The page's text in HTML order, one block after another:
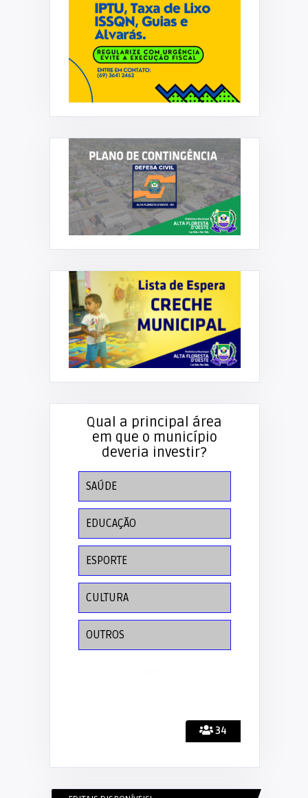
34
Qual a principal área
em que o município
deveria investir?
SAÚDE
EDUCAÇÃO
ESPORTE
CULTURA
OUTROS